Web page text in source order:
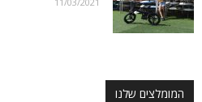
המומלצים שלנו